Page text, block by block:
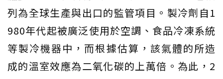
列為全球生產與出口的監管項目。製冷劑自1
980年代起被廣泛使用於空調、食品冷凍系統
等製冷機器中，而根據估算，該氣體的所造
成的溫室效應為二氧化碳的上萬倍。為此，2